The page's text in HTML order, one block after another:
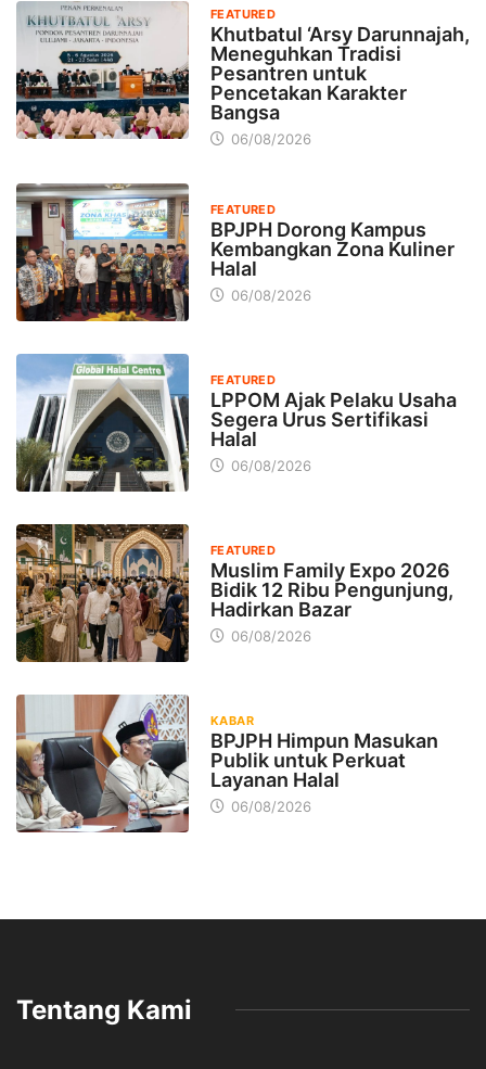
FEATURED
Khutbatul ‘Arsy Darunnajah,
Meneguhkan Tradisi
Pesantren untuk
Pencetakan Karakter
Bangsa
06/08/2026
FEATURED
BPJPH Dorong Kampus
Kembangkan Zona Kuliner
Halal
06/08/2026
FEATURED
LPPOM Ajak Pelaku Usaha
Segera Urus Sertifikasi
Halal
06/08/2026
FEATURED
Muslim Family Expo 2026
Bidik 12 Ribu Pengunjung,
Hadirkan Bazar
06/08/2026
KABAR
BPJPH Himpun Masukan
Publik untuk Perkuat
Layanan Halal
06/08/2026
Tentang Kami